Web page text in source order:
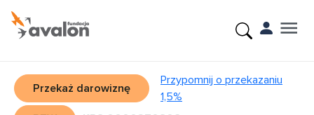
Przekaż darowiznę
Przypomnij o przekazaniu
1,5%